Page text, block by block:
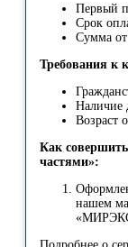
Первый
Срок
Сумма от
Требования к
Наличие
Возраст
Как
частями»:
нашем